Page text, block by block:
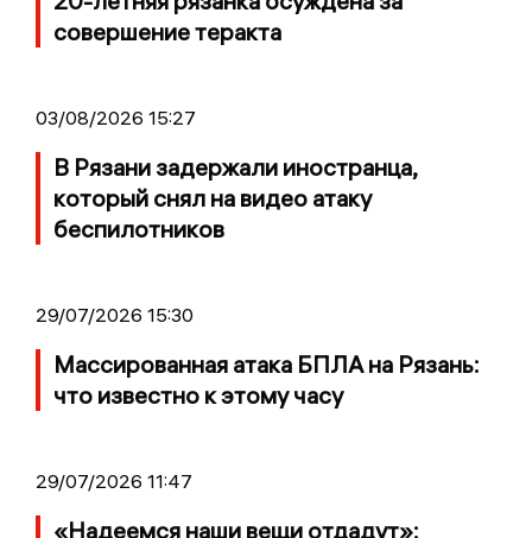
совершение теракта
03/08/2026 15:27
В Рязани задержали иностранца,
который снял на видео атаку
беспилотников
29/07/2026 15:30
Массированная атака БПЛА на Рязань:
что известно к этому часу
29/07/2026 11:47
«Надеемся наши вещи отдадут»: